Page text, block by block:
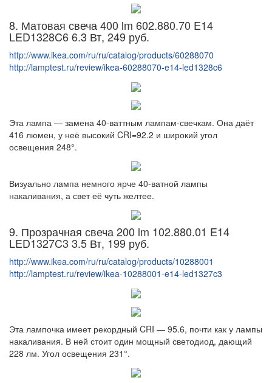
8. Матовая свеча 400 lm 602.880.70 E14
LED1328C6 6.3 Вт, 249 руб.
http://www.ikea.com/ru/ru/catalog/products/60288070
http://lamptest.ru/review/ikea-60288070-e14-led1328c6
Эта лампа — замена 40-ваттным лампам-свечкам. Она даёт
416 люмен, у неё высокий CRI=92.2 и широкий угол
освещения 248°.
Визуально лампа немного ярче 40-ватной лампы
накаливания, а свет её чуть желтее.
9. Прозрачная свеча 200 lm 102.880.01 E14
LED1327C3 3.5 Вт, 199 руб.
http://www.ikea.com/ru/ru/catalog/products/10288001
http://lamptest.ru/review/ikea-10288001-e14-led1327c3
Эта лампочка имеет рекордный CRI — 95.6, почти как у лампы
накаливания. В ней стоит один мощный светодиод, дающий
228 лм. Угол освещения 231°.